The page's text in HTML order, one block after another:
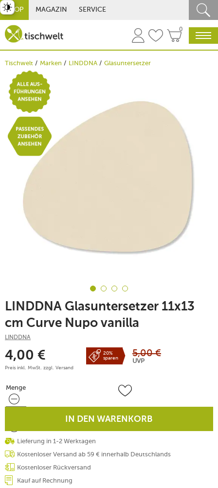
SHOP MAGAZIN SERVICE
0
Tischwelt Marken LINDDNA Glasuntersetzer
LINDDNA Glasuntersetzer 11x13
cm Curve Nupo vanilla
LINDDNA
4,00 €
Preis inkl. MwSt. zzgl. Versand
20%
sparen
5,00 €
UVP
Menge
Menge
IN DEN WARENKORB
Lieferung in 1-2 Werktagen
Kostenloser Versand ab 59 € innerhalb Deutschlands
Kostenloser Rückversand
Kauf auf Rechnung
umschalten